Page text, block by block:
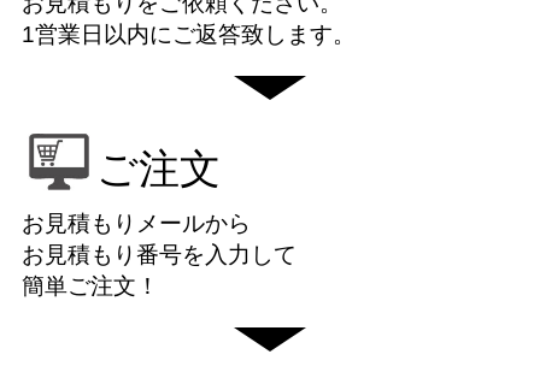
1営業日以内にご返答致します。
ご注文
お見積もりメールから
お見積もり番号を入力して
簡単ご注文！